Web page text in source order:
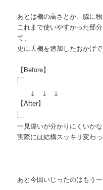
あとは棚の高さとか、脇に
これまで使いやすかった部
て、
更に天棚を追加したおかげ
【Before】
↓ ↓ ↓
【After】
一見違いが分かりにくいかな
実際には結構スッキリ変わ
あと今回いじったのはもう一